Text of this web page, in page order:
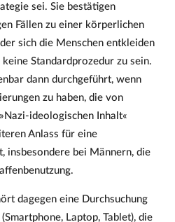
sei. Sie bestätigen
Fällen zu einer körperlichen
sich die Menschen entkleiden
Standardprozedur zu sein.
dann durchgeführt, wenn
zu haben, die von
ideologischen Inhalt«
Anlass für eine
insbesondere bei Männern, die
dagegen eine Durchsuchung
Laptop, Tablet), die